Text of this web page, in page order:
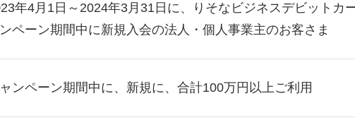
年4月1日～2024年3月31日に、りそなビジネスデビットカ
ペーン期間中に新規入会の法人・個人事業主のお客さま
ンペーン期間中に、新規に、合計100万円以上ご利用